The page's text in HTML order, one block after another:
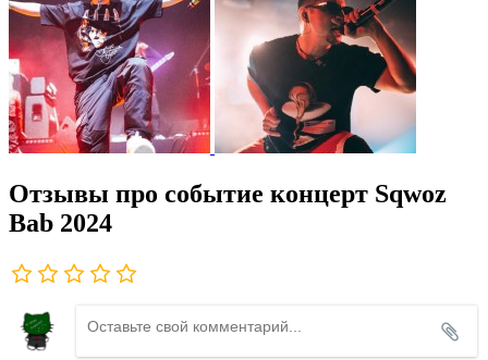
Отзывы про событие концерт Sqwoz
Bab 2024